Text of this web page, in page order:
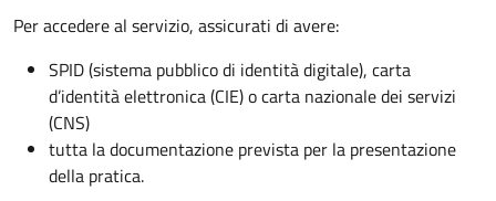
Per accedere al servizio, assicurati di avere:
SPID (sistema pubblico di identità digitale), carta
d’identità elettronica (CIE) o carta nazionale dei servizi
(CNS)
tutta la documentazione prevista per la presentazione
della pratica.